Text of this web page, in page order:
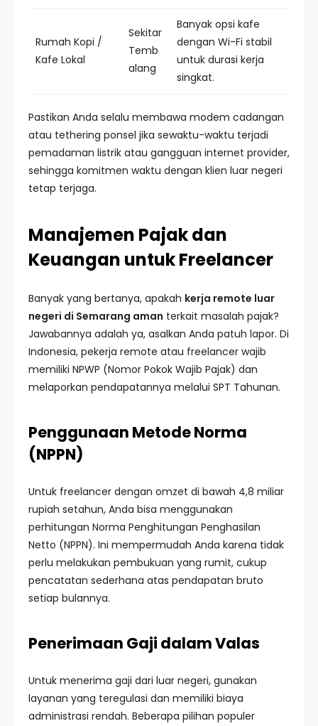
Rumah Kopi /
Kafe Lokal
Sekitar
Temb
alang
Banyak opsi kafe
dengan Wi-Fi stabil
untuk durasi kerja
singkat.
Pastikan Anda selalu membawa modem cadangan
atau tethering ponsel jika sewaktu-waktu terjadi
pemadaman listrik atau gangguan internet provider,
sehingga komitmen waktu dengan klien luar negeri
tetap terjaga.
Manajemen Pajak dan
Keuangan untuk Freelancer
Banyak yang bertanya, apakah kerja remote luar
negeri di Semarang aman terkait masalah pajak?
Jawabannya adalah ya, asalkan Anda patuh lapor. Di
Indonesia, pekerja remote atau freelancer wajib
memiliki NPWP (Nomor Pokok Wajib Pajak) dan
melaporkan pendapatannya melalui SPT Tahunan.
Penggunaan Metode Norma
(NPPN)
Untuk freelancer dengan omzet di bawah 4,8 miliar
rupiah setahun, Anda bisa menggunakan
perhitungan Norma Penghitungan Penghasilan
Netto (NPPN). Ini mempermudah Anda karena tidak
perlu melakukan pembukuan yang rumit, cukup
pencatatan sederhana atas pendapatan bruto
setiap bulannya.
Penerimaan Gaji dalam Valas
Untuk menerima gaji dari luar negeri, gunakan
layanan yang teregulasi dan memiliki biaya
administrasi rendah. Beberapa pilihan populer